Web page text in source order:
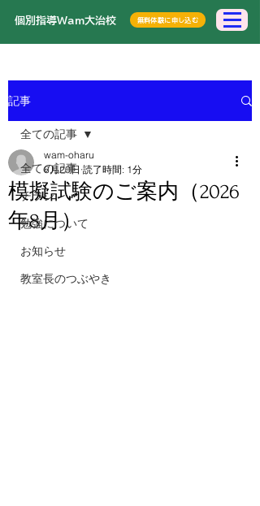
​個別指導Wam大治校 無料体験に申し込む
記事
全ての記事
チラシ
勉強について
お知らせ
教室長のつぶやき
全ての記事
模擬試験のご案内（2026
年8月）
wam-oharu
6月20日 読了時間: 1分